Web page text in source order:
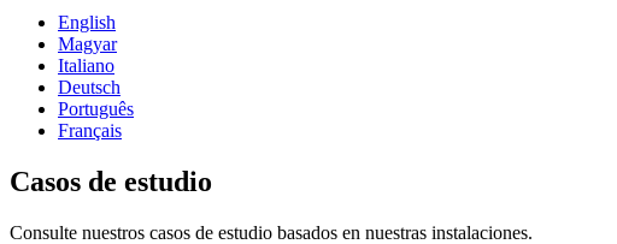
English
Magyar
Italiano
Deutsch
Português
Français
Casos de estudio
Consulte nuestros casos de estudio basados en nuestras instalaciones.